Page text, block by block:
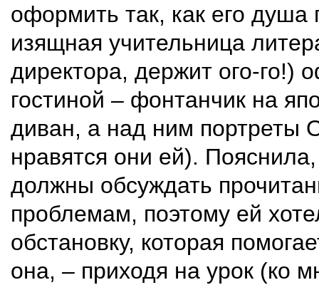
оформить так, как его
изящная учительница
директора, держит ого-го!)
гостиной – фонтанчик на
диван, а над ним портреты
нравятся они ей).
должны обсуждать
проблемам, поэтому ей
обстановку, которая
она, – приходя на урок (ко